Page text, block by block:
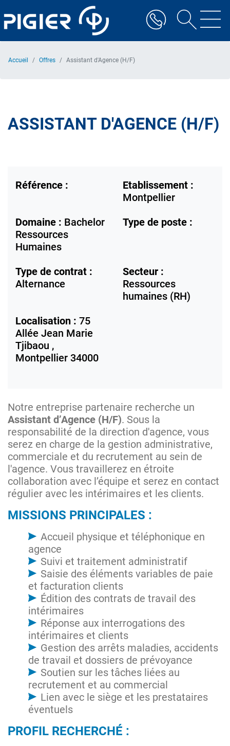
au
contenu
Accueil Offres Assistant d'Agence (H/F)
ASSISTANT D'AGENCE (H/F)
Référence :
Etablissement :
Montpellier
Domaine : Bachelor
Ressources
Humaines
Type de poste :
Type de contrat :
Alternance
Secteur :
Ressources
humaines (RH)
Localisation : 75
Allée Jean Marie
Tjibaou ,
Montpellier 34000
Notre entreprise partenaire recherche un
Assistant d’Agence (H/F). Sous la
responsabilité de la direction d'agence, vous
serez en charge de la gestion administrative,
commerciale et du recrutement au sein de
l'agence. Vous travaillerez en étroite
collaboration avec l’équipe et serez en contact
régulier avec les intérimaires et les clients.
MISSIONS PRINCIPALES :
Accueil physique et téléphonique en
agence
Suivi et traitement administratif
Saisie des éléments variables de paie
et facturation clients
Édition des contrats de travail des
intérimaires
Réponse aux interrogations des
intérimaires et clients
Gestion des arrêts maladies, accidents
de travail et dossiers de prévoyance
Soutien sur les tâches liées au
recrutement et au commercial
Lien avec le siège et les prestataires
éventuels
PROFIL RECHERCHÉ :